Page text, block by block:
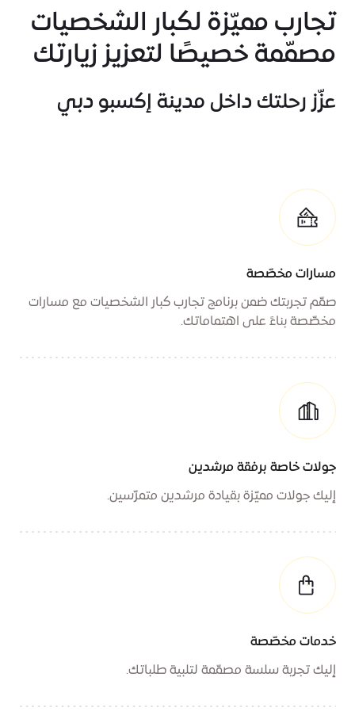
تجارب مميّزة لكبار الشخصيات
مصمّمة خصيصًا لتعزيز زيارتك
عزّز رحلتك داخل مدينة إكسبو دبي
مسارات مخصّصة
صمّم تجربتك ضمن برنامج تجارب كبار الشخصيات مع مسارات
مخصّصة بناءً على اهتماماتك.
جولات خاصة برفقة مرشدين
إليك جولات مميّزة بقيادة مرشدين متمرّسين.
خدمات مخصّصة
إليك تجربة سلسة مصمّمة لتلبية طلباتك.